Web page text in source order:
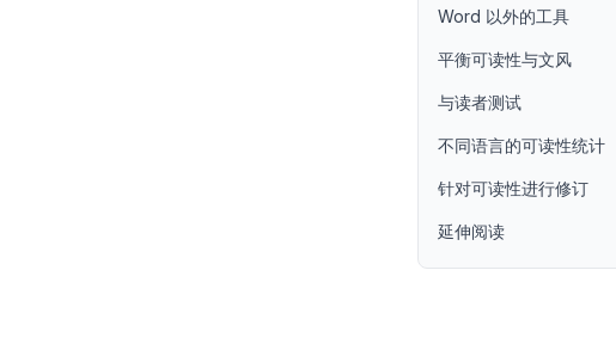
Word 以外的工具
平衡可读性与文风
与读者测试
不同语言的可读性统计
针对可读性进行修订
延伸阅读